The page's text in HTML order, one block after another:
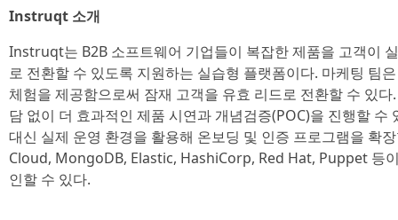
Instruqt 소개
Instruqt는 B2B 소프트웨어 기업들이 복잡한 제품을 고객이
로 전환할 수 있도록 지원하는 실습형 플랫폼이다. 마케팅 팀
체험을 제공함으로써 잠재 고객을 유효 리드로 전환할 수 있
담 없이 더 효과적인 제품 시연과 개념검증(POC)을 진행할 수
대신 실제 운영 환경을 활용해 온보딩 및 인증 프로그램을 확
Cloud, MongoDB, Elastic, HashiCorp, Red Hat, Puppet 등
인할 수 있다.